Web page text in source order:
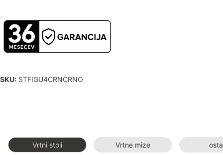
SKU: STFIGU4CRNCRNO
Vrtni stoli Vrtne mize